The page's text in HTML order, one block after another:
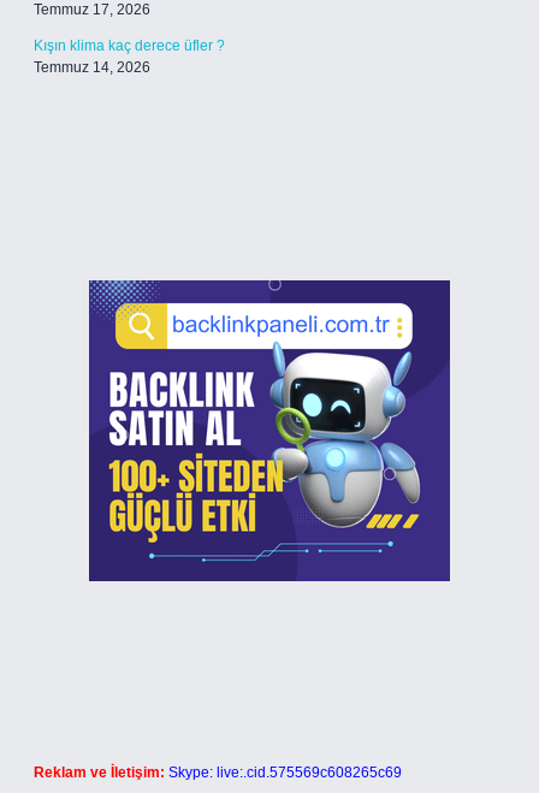
Temmuz 17, 2026
Kışın klima kaç derece üfler ?
Temmuz 14, 2026
Reklam ve İletişim: Skype: live:.cid.575569c608265c69